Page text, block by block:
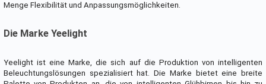
Menge Flexibilität und Anpassungsmöglichkeiten.
Die Marke Yeelight
Yeelight ist eine Marke, die sich auf die Produktion von intelligenten
Beleuchtungslösungen spezialisiert hat. Die Marke bietet eine breite